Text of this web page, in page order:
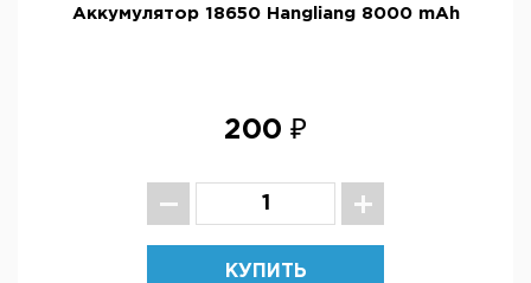
Аккумулятор 18650 Hangliang 8000 mAh
200 ₽
КУПИТЬ